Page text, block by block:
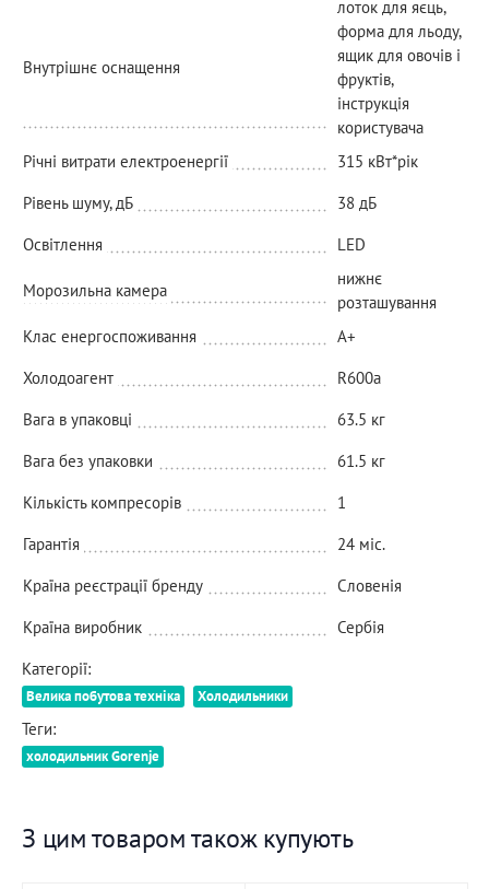
Внутрішнє оснащення
лоток для яєць,
форма для льоду,
ящик для овочів і
фруктів,
інструкція
користувача
Річні витрати електроенергії
315 кВт*рік
Рівень шуму, дБ
38 дБ
Освітлення
LED
Морозильна камера
нижнє
розташування
Клас енергоспоживання
A+
Холодоагент
R600a
Вага в упаковці
63.5 кг
Вага без упаковки
61.5 кг
Кількість компресорів
1
Гарантія
24 міс.
Країна реєстрації бренду
Словенія
Країна виробник
Сербія
Категорії:
Велика побутова техніка Холодильники
Теги:
холодильник Gorenje
З цим товаром також купують